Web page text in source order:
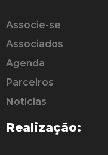
Associe-se
Associados
Agenda
Parceiros
Notícias
Realização: